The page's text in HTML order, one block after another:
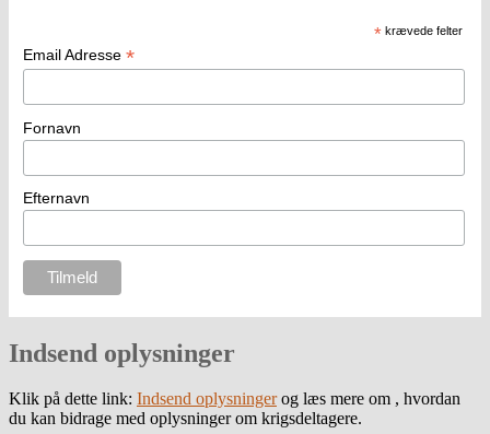
* krævede felter
Email Adresse *
Fornavn
Efternavn
Indsend oplysninger
Klik på dette link: Indsend oplysningerog læs mere om , hvordan
du kan bidrage med oplysninger om krigsdeltagere.